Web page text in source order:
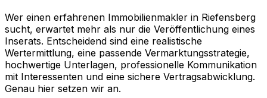
Wer einen erfahrenen Immobilienmakler in Riefensberg
sucht, erwartet mehr als nur die Veröffentlichung eines
Inserats. Entscheidend sind eine realistische
Wertermittlung, eine passende Vermarktungsstrategie,
hochwertige Unterlagen, professionelle Kommunikation
mit Interessenten und eine sichere Vertragsabwicklung.
Genau hier setzen wir an.